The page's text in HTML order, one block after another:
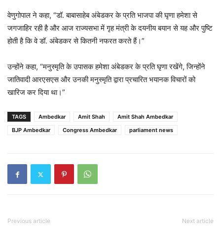
वेणुगोपाल ने कहा, “डॉ. बाबासाहेब अंबेडकर के प्रति भाजपा की घृणा हमेशा से
जगजाहिर रही है और आज राज्यसभा में गृह मंत्री के दयनीय बयान से यह और पुष्टि
होती है कि वे डॉ. अंबेडकर से कितनी नफरत करते हैं।”
उन्होंने कहा, “मनुस्मृति के उपासक हमेशा अंबेडकर के प्रति घृणा रखेंगे, जिन्होंने
जातिवादी आरएसएस और उनकी मनुस्मृति द्वारा प्रचारित भयानक विचारों को
खारिज कर दिया था।”
TAGS Ambedkar Amit Shah
Amit Shah Ambedkar
BJP Ambedkar
Congress Ambedkar parliament news
Previous article Next article